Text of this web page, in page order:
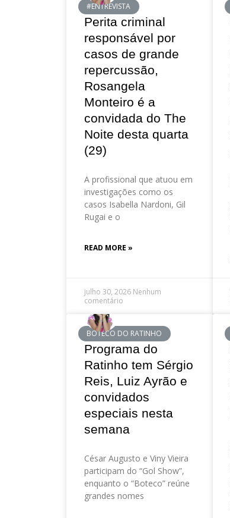
#ENTREVISTA
Perita criminal
responsável por
casos de grande
repercussão,
Rosangela
Monteiro é a
convidada do The
Noite desta quarta
(29)
A profissional que atuou em
investigações como os
casos Isabella Nardoni, Gil
Rugai e o
READ MORE »
julho 30, 2026 Nenhum
comentário
BOTECO DO RATINHO
Programa do
Ratinho tem Sérgio
Reis, Luiz Ayrão e
convidados
especiais nesta
semana
César Augusto e Viny Vieira
participam do “Gol Show”,
enquanto o “Boteco” reúne
grandes nomes